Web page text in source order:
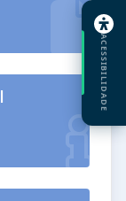
ACESSIBILIDADE